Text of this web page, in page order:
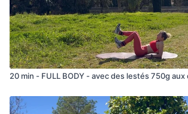
20 min - FULL BODY - avec des lestés 750g aux